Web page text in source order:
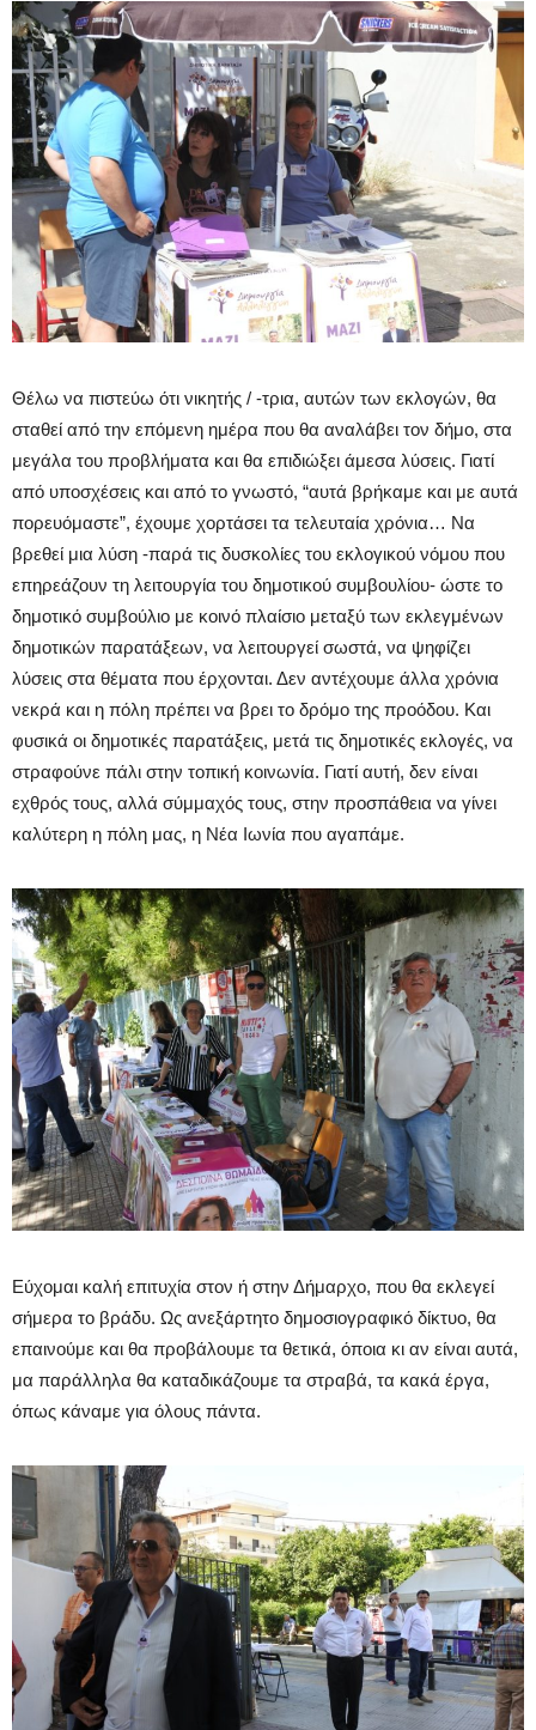
Θέλω να πιστεύω ότι νικητής / -τρια, αυτών των εκλογών, θα
σταθεί από την επόμενη ημέρα που θα αναλάβει τον δήμο, στα
μεγάλα του προβλήματα και θα επιδιώξει άμεσα λύσεις. Γιατί
από υποσχέσεις και από το γνωστό, “αυτά βρήκαμε και με αυτά
πορευόμαστε”, έχουμε χορτάσει τα τελευταία χρόνια… Να
βρεθεί μια λύση -παρά τις δυσκολίες του εκλογικού νόμου που
επηρεάζουν τη λειτουργία του δημοτικού συμβουλίου- ώστε το
δημοτικό συμβούλιο με κοινό πλαίσιο μεταξύ των εκλεγμένων
δημοτικών παρατάξεων, να λειτουργεί σωστά, να ψηφίζει
λύσεις στα θέματα που έρχονται. Δεν αντέχουμε άλλα χρόνια
νεκρά και η πόλη πρέπει να βρει το δρόμο της προόδου. Και
φυσικά οι δημοτικές παρατάξεις, μετά τις δημοτικές εκλογές, να
στραφούνε πάλι στην τοπική κοινωνία. Γιατί αυτή, δεν είναι
εχθρός τους, αλλά σύμμαχός τους, στην προσπάθεια να γίνει
καλύτερη η πόλη μας, η Νέα Ιωνία που αγαπάμε.
Εύχομαι καλή επιτυχία στον ή στην Δήμαρχο, που θα εκλεγεί
σήμερα το βράδυ. Ως ανεξάρτητο δημοσιογραφικό δίκτυο, θα
επαινούμε και θα προβάλουμε τα θετικά, όποια κι αν είναι αυτά,
μα παράλληλα θα καταδικάζουμε τα στραβά, τα κακά έργα,
όπως κάναμε για όλους πάντα.